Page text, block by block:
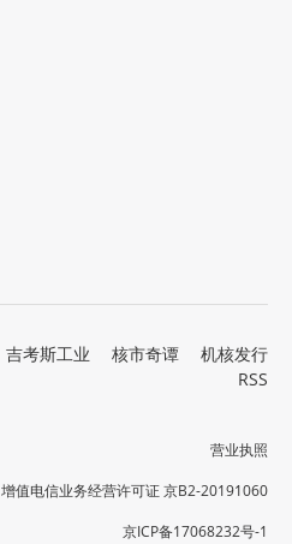
吉考斯工业 核市奇谭
机核发行
RSS
营业执照
增值电信业务经营许可证 京B2-20191060
京ICP备17068232号-1